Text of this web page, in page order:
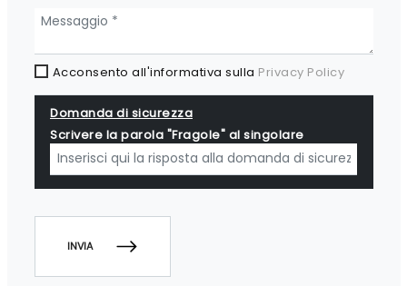
Acconsento all'informativa sulla Privacy Policy
Domanda di sicurezza
Scrivere la parola "Fragole" al singolare
INVIA